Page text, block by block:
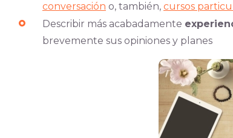
conversación o, también, cursos
Describir más acabadamente
brevemente sus opiniones y planes